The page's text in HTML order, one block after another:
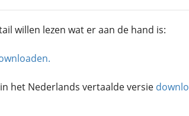
willen lezen wat er aan de hand is:
het Nederlands vertaalde versie